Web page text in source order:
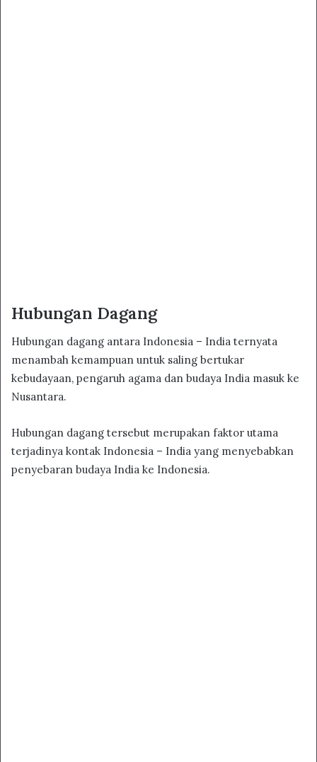
Hubungan Dagang
Hubungan dagang antara Indonesia – India ternyata
menambah kemampuan untuk saling bertukar
kebudayaan, pengaruh agama dan budaya India masuk ke
Nusantara.
Hubungan dagang tersebut merupakan faktor utama
terjadinya kontak Indonesia – India yang menyebabkan
penyebaran budaya India ke Indonesia.